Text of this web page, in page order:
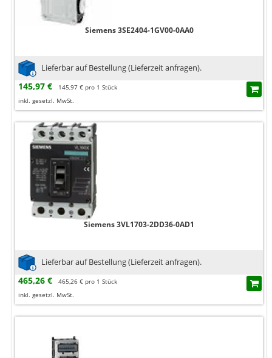
Siemens 3SE2404-1GV00-0AA0
Lieferbar auf Bestellung (Lieferzeit anfragen).
145,97 €
145,97 € pro 1 Stück
inkl. gesetzl. MwSt.
Siemens 3VL1703-2DD36-0AD1
Lieferbar auf Bestellung (Lieferzeit anfragen).
465,26 €
465,26 € pro 1 Stück
inkl. gesetzl. MwSt.